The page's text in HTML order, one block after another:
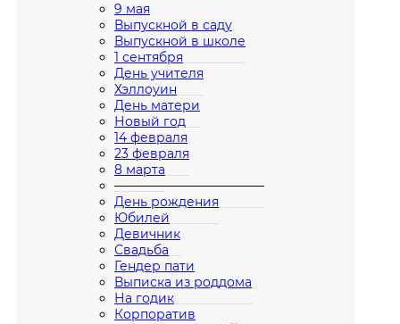
9 мая
Выпускной в саду
Выпускной в школе
1 сентября
День учителя
Хэллоуин
День матери
Новый год
14 февраля
23 февраля
8 марта
————————————
День рождения
Юбилей
Девичник
Свадьба
Гендер пати
Выписка из роддома
На годик
Корпоратив